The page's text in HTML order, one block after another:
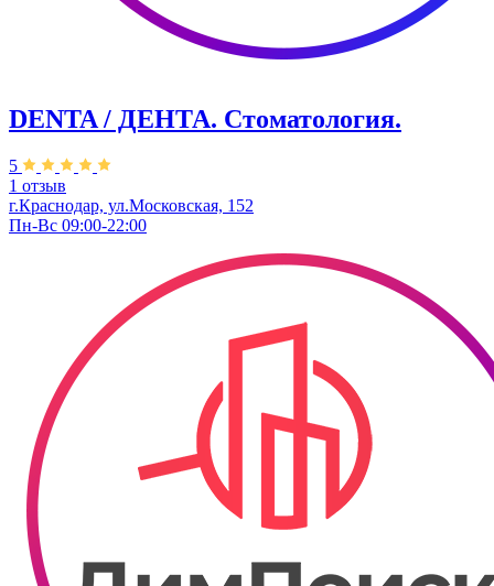
DENTA / ДЕНТА. Стоматология.
5
1 отзыв
г.Краснодар, ул.Московская, 152
Пн-Вс 09:00-22:00